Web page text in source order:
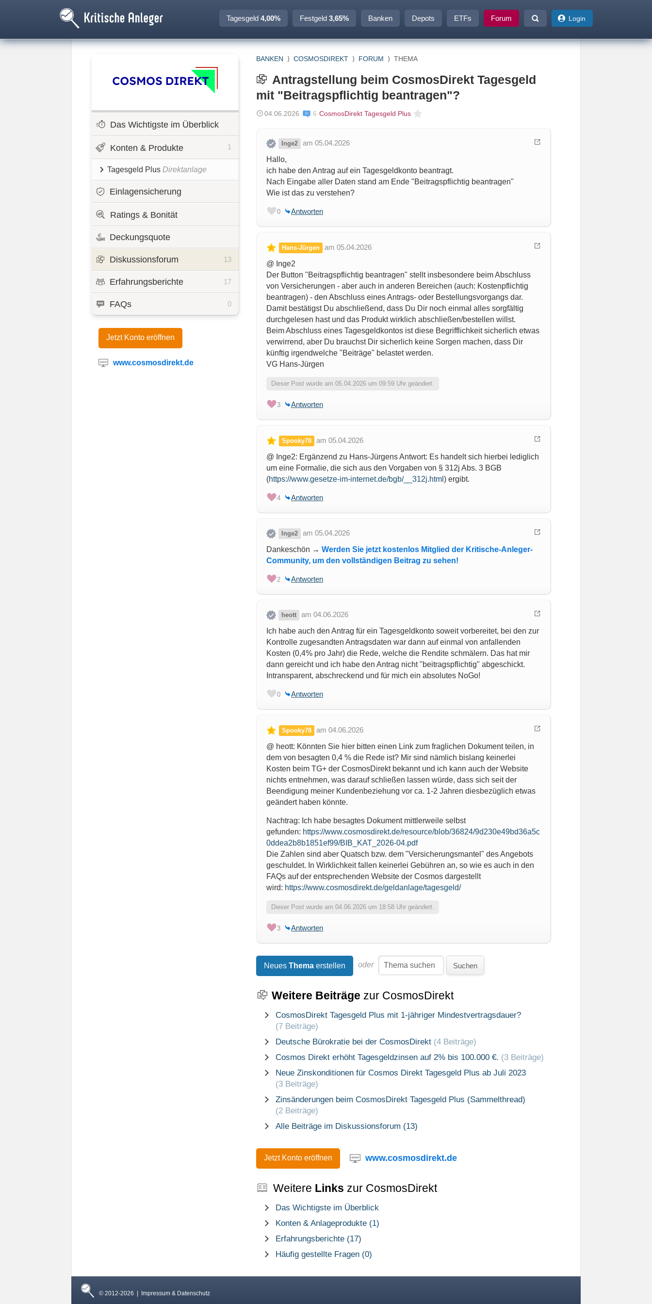
Tagesgeld 4,00% Festgeld 3,65% Banken Depots ETFs Forum Login
Das Wichtigste im Überblick
Konten & Produkte 1
Tagesgeld Plus Direktanlage
Einlagensicherung
Ratings & Bonität
Deckungsquote
Diskussionsforum 13
Erfahrungsberichte 17
FAQs 0
Jetzt Konto eröffnen
www.cosmosdirekt.de
BANKEN ⟩ COSMOSDIREKT ⟩ FORUM ⟩ THEMA
Antragstellung beim CosmosDirekt Tagesgeld
mit "Beitragspflichtig beantragen"?
04.06.2026 6 CosmosDirekt Tagesgeld Plus
Inge2
am 05.04.2026
Hallo,
ich habe den Antrag auf ein Tagesgeldkonto beantragt.
Nach Eingabe aller Daten stand am Ende "Beitragspflichtig beantragen"
Wie ist das zu verstehen?
0 Antworten
Hans-Jürgen
am 05.04.2026
@ Inge2
Der Button "Beitragspflichtig beantragen" stellt insbesondere beim Abschluss
von Versicherungen - aber auch in anderen Bereichen (auch: Kostenpflichtig
beantragen) - den Abschluss eines Antrags- oder Bestellungsvorgangs dar.
Damit bestätigst Du abschließend, dass Du Dir noch einmal alles sorgfältig
durchgelesen hast und das Produkt wirklich abschließen/bestellen willst.
Beim Abschluss eines Tagesgeldkontos ist diese Begrifflichkeit sicherlich etwas
verwirrend, aber Du brauchst Dir sicherlich keine Sorgen machen, dass Dir
künftig irgendwelche "Beiträge" belastet werden.
VG Hans-Jürgen
Dieser Post wurde am 05.04.2026 um 09:59 Uhr geändert.
3 Antworten
Spooky78
am 05.04.2026
@ Inge2: Ergänzend zu Hans-Jürgens Antwort: Es handelt sich hierbei lediglich
um eine Formalie, die sich aus den Vorgaben von § 312j Abs. 3 BGB
(https://www.gesetze-im-internet.de/bgb/__312j.html ) ergibt.
4 Antworten
Inge2
am 05.04.2026
Dankeschön → Werden Sie jetzt kostenlos Mitglied der Kritische-Anleger-
Community, um den vollständigen Beitrag zu sehen!
2 Antworten
heott
am 04.06.2026
Ich habe auch den Antrag für ein Tagesgeldkonto soweit vorbereitet, bei den zur
Kontrolle zugesandten Antragsdaten war dann auf einmal von anfallenden
Kosten (0,4% pro Jahr) die Rede, welche die Rendite schmälern. Das hat mir
dann gereicht und ich habe den Antrag nicht "beitragspflichtig" abgeschickt.
Intransparent, abschreckend und für mich ein absolutes NoGo!
0 Antworten
Spooky78
am 04.06.2026
@ heott: Könnten Sie hier bitten einen Link zum fraglichen Dokument teilen, in
dem von besagten 0,4 % die Rede ist? Mir sind nämlich bislang keinerlei
Kosten beim TG+ der CosmosDirekt bekannt und ich kann auch der Website
nichts entnehmen, was darauf schließen lassen würde, dass sich seit der
Beendigung meiner Kundenbeziehung vor ca. 1-2 Jahren diesbezüglich etwas
geändert haben könnte.
Nachtrag: Ich habe besagtes Dokument mittlerweile selbst
gefunden: https://www.cosmosdirekt.de/resource/blob/36824/9d230e49bd36a5c
0ddea2b8b1851ef99/BIB_KAT_2026-04.pdf
Die Zahlen sind aber Quatsch bzw. dem "Versicherungsmantel" des Angebots
geschuldet. In Wirklichkeit fallen keinerlei Gebühren an, so wie es auch in den
FAQs auf der entsprechenden Website der Cosmos dargestellt
wird: https://www.cosmosdirekt.de/geldanlage/tagesgeld/
Dieser Post wurde am 04.06.2026 um 18:58 Uhr geändert.
3 Antworten
Neues Thema erstellen oder Suchen
Weitere Beiträge zur CosmosDirekt
CosmosDirekt Tagesgeld Plus mit 1-jähriger Mindestvertragsdauer?
(7 Beiträge)
Deutsche Bürokratie bei der CosmosDirekt (4 Beiträge)
Cosmos Direkt erhöht Tagesgeldzinsen auf 2% bis 100.000 €. (3 Beiträge)
Neue Zinskonditionen für Cosmos Direkt Tagesgeld Plus ab Juli 2023
(3 Beiträge)
Zinsänderungen beim CosmosDirekt Tagesgeld Plus (Sammelthread)
(2 Beiträge)
Alle Beiträge im Diskussionsforum (13)
Jetzt Konto eröffnen www.cosmosdirekt.de
Weitere Links zur CosmosDirekt
Das Wichtigste im Überblick
Konten & Anlageprodukte (1)
Erfahrungsberichte (17)
Häufig gestellte Fragen (0)
© 2012-2026 | Impressum & Datenschutz